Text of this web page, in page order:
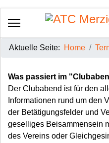
Aktuelle Seite: Home
Was passiert im
Der Clubabend ist für den
Informationen rund um den
der Betätigungsfelder und
geselliges Beisammensein
des Vereins oder